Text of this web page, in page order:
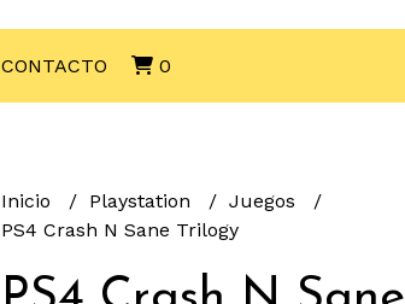
CONTACTO 0
Inicio Playstation
Juegos
PS4 Crash N Sane Trilogy